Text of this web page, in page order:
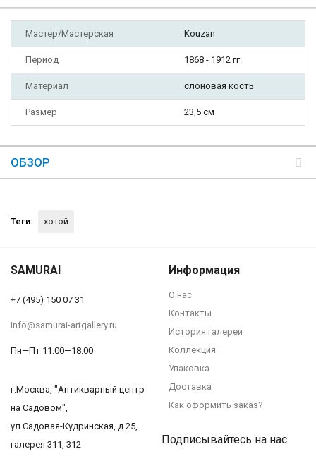
Мастер/Мастерская Kouzan
Период 1868 - 1912 гг.
Материал слоновая кость
Размер 23,5 см
ОБЗОР
Теги: хотэй
SAMURAI
+7 (495) 150 07 31
info@samurai-artgallery.ru
Пн—Пт 11:00—18:00
г.Москва, "Антикварный центр
на Садовом",
ул.Садовая-Кудринская, д.25,
галерея 311, 312
Информация
О нас
Контакты
История галереи
Коллекция
Упаковка
Доставка
Как оформить заказ?
Подписывайтесь на нас